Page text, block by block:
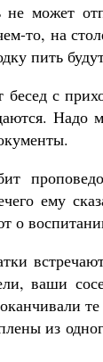
не может
то, на
пить
бесед с
Надо
ему
о
ваши
из